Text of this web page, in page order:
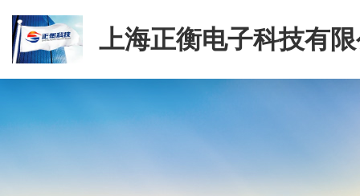
上海正衡电子科技有